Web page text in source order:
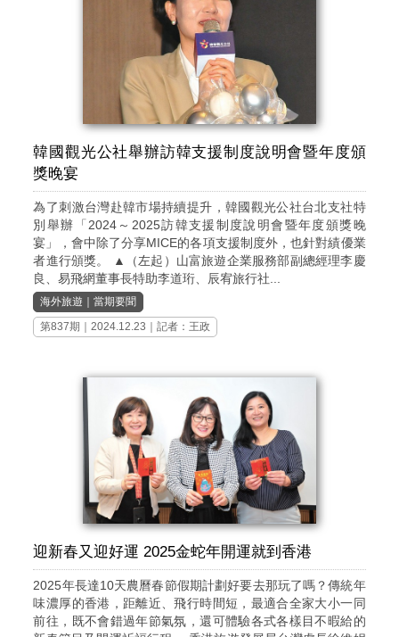
韓國觀光公社舉辦訪韓支援制度說明會暨年度頒
獎晚宴
為了刺激台灣赴韓市場持續提升，韓國觀光公社台北支社特
別舉辦「2024～2025訪韓支援制度說明會暨年度頒獎晚
宴」，會中除了分享MICE的各項支援制度外，也針對績優業
者進行頒獎。 ▲（左起）山富旅遊企業服務部副總經理李慶
良、易飛網董事長特助李道珩、辰宥旅行社...
海外旅遊 ｜當期要聞
第837期 ｜2024.12.23｜記者：王政
迎新春又迎好運 2025金蛇年開運就到香港
2025年長達10天農曆春節假期計劃好要去那玩了嗎？傳統年
味濃厚的香港，距離近、飛行時間短，最適合全家大小一同
前往，既不會錯過年節氣氛，還可體驗各式各樣目不暇給的